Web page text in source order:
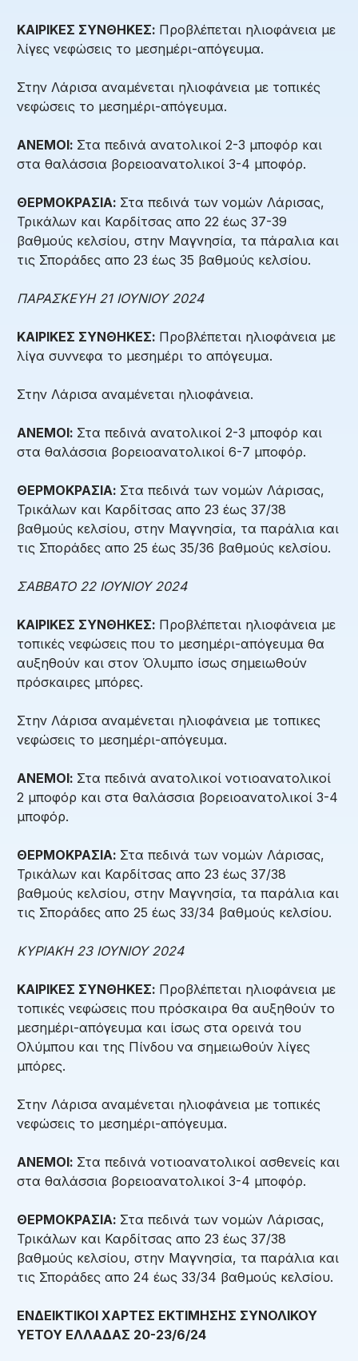
ΚΑΙΡΙΚΕΣ ΣΥΝΘΗΚΕΣ: Προβλέπεται ηλιοφάνεια με
λίγες νεφώσεις το μεσημέρι-απόγευμα.
Στην Λάρισα αναμένεται ηλιοφάνεια με τοπικές
νεφώσεις το μεσημέρι-απόγευμα.
ΑΝΕΜΟΙ: Στα πεδινά ανατολικοί 2-3 μποφόρ και
στα θαλάσσια βορειοανατολικοί 3-4 μποφόρ.
ΘΕΡΜΟΚΡΑΣΙΑ: Στα πεδινά των νομών Λάρισας,
Τρικάλων και Καρδίτσας απο 22 έως 37-39
βαθμούς κελσίου, στην Μαγνησία, τα πάραλια και
τις Σποράδες απο 23 έως 35 βαθμούς κελσίου.
ΠΑΡΑΣΚΕΥΗ 21 ΙΟΥΝΙΟΥ 2024
ΚΑΙΡΙΚΕΣ ΣΥΝΘΗΚΕΣ: Προβλέπεται ηλιοφάνεια με
λίγα συννεφα το μεσημέρι το απόγευμα.
Στην Λάρισα αναμένεται ηλιοφάνεια.
ΑΝΕΜΟΙ: Στα πεδινά ανατολικοί 2-3 μποφόρ και
στα θαλάσσια βορειοανατολικοί 6-7 μποφόρ.
ΘΕΡΜΟΚΡΑΣΙΑ: Στα πεδινά των νομών Λάρισας,
Τρικάλων και Καρδίτσας απο 23 έως 37/38
βαθμούς κελσίου, στην Μαγνησία, τα παράλια και
τις Σποράδες απο 25 έως 35/36 βαθμούς κελσίου.
ΣΑΒΒΑΤΟ 22 ΙΟΥΝΙΟΥ 2024
ΚΑΙΡΙΚΕΣ ΣΥΝΘΗΚΕΣ: Προβλέπεται ηλιοφάνεια με
τοπικές νεφώσεις που το μεσημέρι-απόγευμα θα
αυξηθούν και στον Όλυμπο ίσως σημειωθούν
πρόσκαιρες μπόρες.
Στην Λάρισα αναμένεται ηλιοφάνεια με τοπικες
νεφώσεις το μεσημέρι-απόγευμα.
ΑΝΕΜΟΙ: Στα πεδινά ανατολικοί νοτιοανατολικοί
2 μποφόρ και στα θαλάσσια βορειοανατολικοί 3-4
μποφόρ.
ΘΕΡΜΟΚΡΑΣΙΑ: Στα πεδινά των νομών Λάρισας,
Τρικάλων και Καρδίτσας απο 23 έως 37/38
βαθμούς κελσίου, στην Μαγνησία, τα παράλια και
τις Σποράδες απο 25 έως 33/34 βαθμούς κελσίου.
ΚΥΡΙΑΚΗ 23 ΙΟΥΝΙΟΥ 2024
ΚΑΙΡΙΚΕΣ ΣΥΝΘΗΚΕΣ: Προβλέπεται ηλιοφάνεια με
τοπικές νεφώσεις που πρόσκαιρα θα αυξηθούν το
μεσημέρι-απόγευμα και ίσως στα ορεινά του
Ολύμπου και της Πίνδου να σημειωθούν λίγες
μπόρες.
Στην Λάρισα αναμένεται ηλιοφάνεια με τοπικές
νεφώσεις το μεσημέρι-απόγευμα.
ΑΝΕΜΟΙ: Στα πεδινά νοτιοανατολικοί ασθενείς και
στα θαλάσσια βορειοανατολικοί 3-4 μποφόρ.
ΘΕΡΜΟΚΡΑΣΙΑ: Στα πεδινά των νομών Λάρισας,
Τρικάλων και Καρδίτσας απο 23 έως 37/38
βαθμούς κελσίου, στην Μαγνησία, τα παράλια και
τις Σποράδες απο 24 έως 33/34 βαθμούς κελσίου.
ΕΝΔΕΙΚΤΙΚΟΙ ΧΑΡΤΕΣ ΕΚΤΙΜΗΣΗΣ ΣΥΝΟΛΙΚΟΥ
ΥΕΤΟΥ ΕΛΛΑΔΑΣ 20-23/6/24